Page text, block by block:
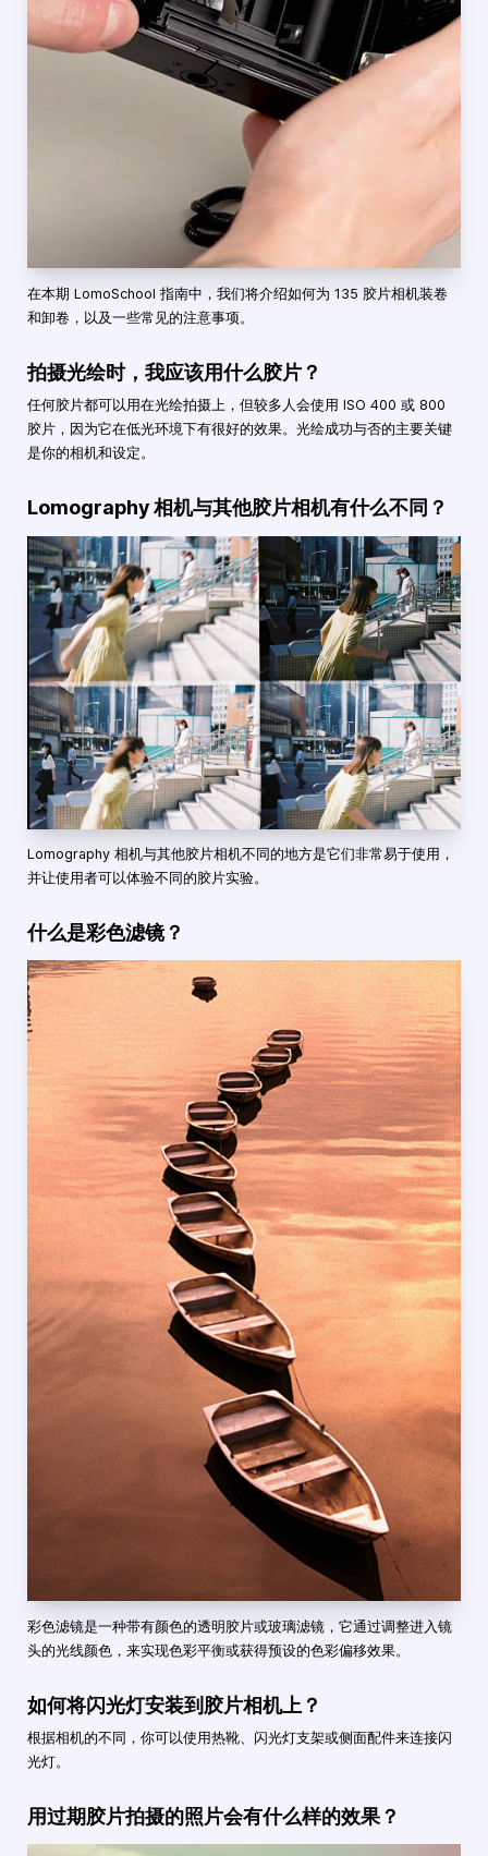
在本期 LomoSchool 指南中，我们将介绍如何为 135 胶片相机装卷
和卸卷，以及一些常见的注意事项。
拍摄光绘时，我应该用什么胶片？
任何胶片都可以用在光绘拍摄上，但较多人会使用 ISO 400 或 800
胶片，因为它在低光环境下有很好的效果。光绘成功与否的主要关键
是你的相机和设定。
Lomography 相机与其他胶片相机有什么不同？
Lomography 相机与其他胶片相机不同的地方是它们非常易于使用，
并让使用者可以体验不同的胶片实验。
什么是彩色滤镜？
彩色滤镜是一种带有颜色的透明胶片或玻璃滤镜，它通过调整进入镜
头的光线颜色，来实现色彩平衡或获得预设的色彩偏移效果。
如何将闪光灯安装到胶片相机上？
根据相机的不同，你可以使用热靴、闪光灯支架或侧面配件来连接闪
光灯。
用过期胶片拍摄的照片会有什么样的效果？